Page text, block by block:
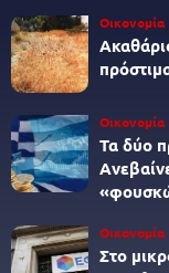
Οικονομία
Οικονομία
Τα δύο
Οικονομία
Στο